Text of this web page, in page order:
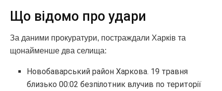
Що відомо про удари
За даними прокуратури, постраждали Харків та
щонайменше два селища:
Новобаварський район Харкова. 19 травня
близько 00:02 безпілотник влучив по території